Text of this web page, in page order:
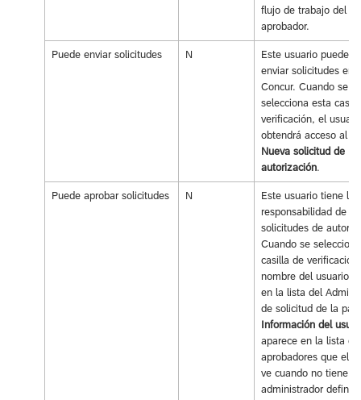
flujo de trabajo del
aprobador.
Puede enviar solicitudes N
Este usuario puede
enviar solicitudes en
Concur. Cuando se
selecciona esta
verificación, el
obtendrá acceso al
Nueva solicitud de
autorización.
Puede aprobar solicitudes N
Este usuario tiene la
responsabilidad de
solicitudes de
Cuando se
casilla de
nombre del usuario
en la lista del
de solicitud de la
Información del
aparece en la lista de
aprobadores que el
ve cuando no tiene
administrador